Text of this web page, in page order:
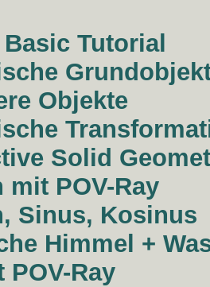
Basic Tutorial
Objekte
Solid
mit POV-Ray
Sinus, Kosinus
Himmel +
Ray